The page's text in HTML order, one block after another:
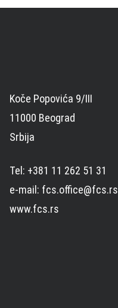
Koče Popovića 9/III
11000 Beograd
Srbija
Tel: +381 11 262 51 31
e-mail: fcs.office@fcs.rs
www.fcs.rs